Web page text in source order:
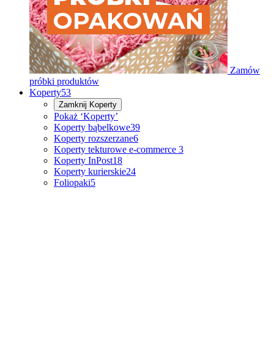
Zamów
próbki produktów
Koperty53
Zamknij Koperty
Pokaż ‘Koperty’
Koperty bąbelkowe39
Koperty rozszerzane6
Koperty tekturowe e-commerce 3
Koperty InPost18
Koperty kurierskie24
Foliopaki5